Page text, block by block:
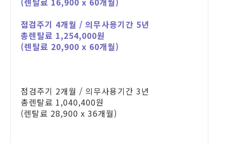
점검주기 4개월 / 의무사용기간 5년
총렌탈료 1,254,000원
(렌탈료 20,900 x 60개월)
점검주기 2개월 / 의무사용기간 3년
총렌탈료 1,040,400원
(렌탈료 28,900 x 36개월)